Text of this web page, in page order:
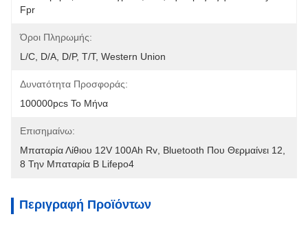
Fpr
Όροι Πληρωμής:
L/C, D/A, D/P, T/T, Western Union
Δυνατότητα Προσφοράς:
100000pcs Το Μήνα
Επισημαίνω:
Μπαταρία Λίθιου 12V 100Ah Rv Bluetooth Που Θερμαίνει 12
8 Την Μπαταρία Β Lifepo4
Περιγραφή Προϊόντων